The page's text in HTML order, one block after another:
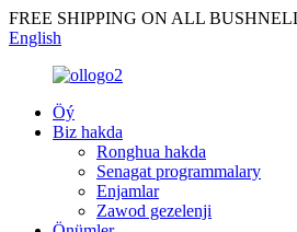
FREE SHIPPING ON ALL
English
Öý
Biz hakda
Ronghua hakda
Senagat programmalary
Enjamlar
Zawod gezelenji